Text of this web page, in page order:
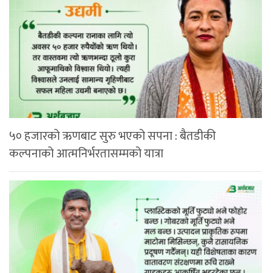
५० हजारको ऋणबाट सुरु भएको सपना : बैतडीकी
कल्पनाको आत्मनिर्भरतासम्मको यात्रा